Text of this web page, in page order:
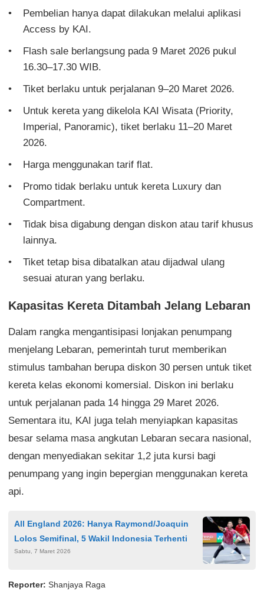
Pembelian hanya dapat dilakukan melalui aplikasi
Access by KAI.
Flash sale berlangsung pada 9 Maret 2026 pukul
16.30–17.30 WIB.
Tiket berlaku untuk perjalanan 9–20 Maret 2026.
Untuk kereta yang dikelola KAI Wisata (Priority,
Imperial, Panoramic), tiket berlaku 11–20 Maret
2026.
Harga menggunakan tarif flat.
Promo tidak berlaku untuk kereta Luxury dan
Compartment.
Tidak bisa digabung dengan diskon atau tarif khusus
lainnya.
Tiket tetap bisa dibatalkan atau dijadwal ulang
sesuai aturan yang berlaku.
Kapasitas Kereta Ditambah Jelang Lebaran
Dalam rangka mengantisipasi lonjakan penumpang
menjelang Lebaran, pemerintah turut memberikan
stimulus tambahan berupa diskon 30 persen untuk tiket
kereta kelas ekonomi komersial. Diskon ini berlaku
untuk perjalanan pada 14 hingga 29 Maret 2026.
Sementara itu, KAI juga telah menyiapkan kapasitas
besar selama masa angkutan Lebaran secara nasional,
dengan menyediakan sekitar 1,2 juta kursi bagi
penumpang yang ingin bepergian menggunakan kereta
api.
All England 2026: Hanya Raymond/Joaquin
Lolos Semifinal, 5 Wakil Indonesia Terhenti
Sabtu, 7 Maret 2026
Reporter: Shanjaya Raga